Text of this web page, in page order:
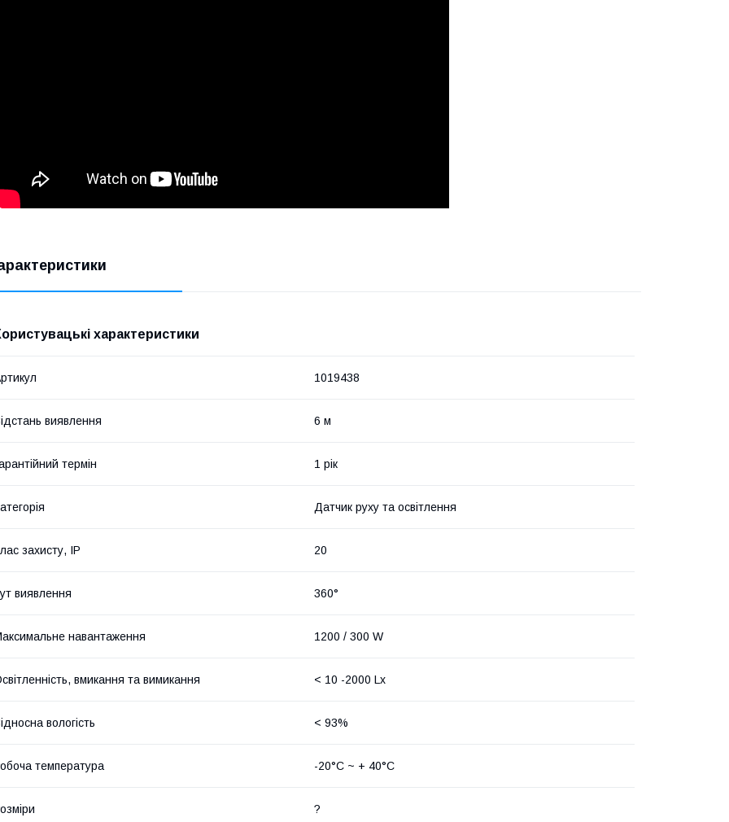
характеристики
1019438
виявлення 6 м
термін 1 рік
Датчик руху та освітлення
захисту, IP 20
виявлення 360°
навантаження 1200 / 300 W
вмикання та вимикання < 10 -2000 Lx
вологість < 93%
температура -20°C ~ + 40°С
?